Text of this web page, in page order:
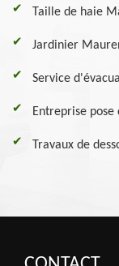
Taille de haie
Jardinier
Service
Entreprise
Travaux de